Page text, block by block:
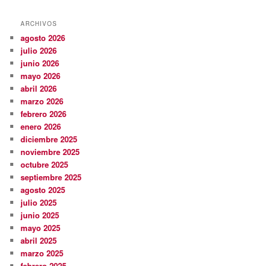
ARCHIVOS
agosto 2026
julio 2026
junio 2026
mayo 2026
abril 2026
marzo 2026
febrero 2026
enero 2026
diciembre 2025
noviembre 2025
octubre 2025
septiembre 2025
agosto 2025
julio 2025
junio 2025
mayo 2025
abril 2025
marzo 2025